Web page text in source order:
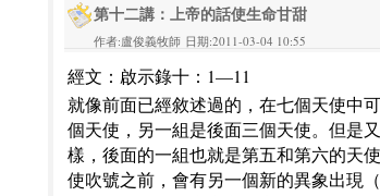
第十二講：上帝的話使生命甘甜
作者:盧俊義牧師 日期:2011-03-04 10:55
經文：啟示錄十：1—11
就像前面已經敘述過的，在七個天使中
個天使，另一組是後面三個天使。但是
樣，後面的一組也就是第五和第六的天
使吹號之前，會有另一個新的異象出現